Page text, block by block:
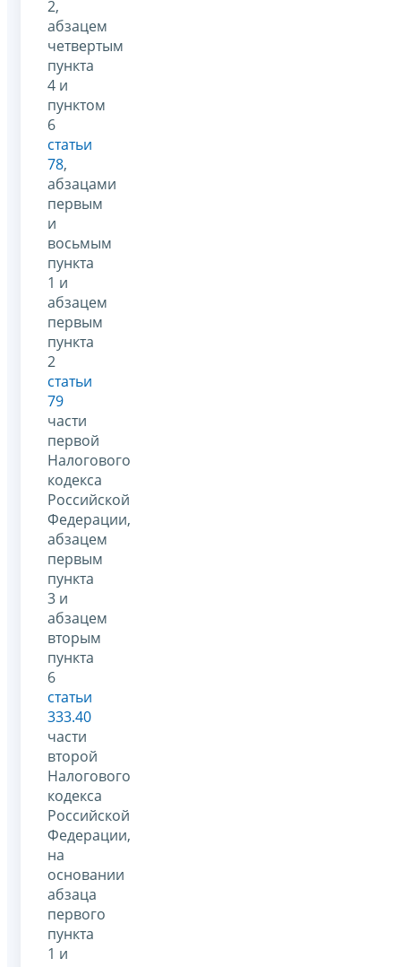
2,
абзацем
четвертым
пункта
4 и
пунктом
6
статьи
78,
абзацами
первым
и
восьмым
пункта
1 и
абзацем
первым
пункта
2
статьи
79
части
первой
Налогового
кодекса
Российской
Федерации,
абзацем
первым
пункта
3 и
абзацем
вторым
пункта
6
статьи
333.40
части
второй
Налогового
кодекса
Российской
Федерации,
на
основании
абзаца
первого
пункта
1 и